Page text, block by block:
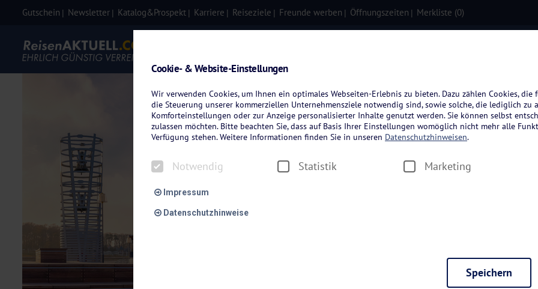
Gutschein Newsletter Katalog&Prospekt Karriere Reiseziele Freunde werben Öffnungszeiten Merkliste (0)
Cookie- & Website-Einstellungen
Wir verwenden Cookies, um Ihnen ein optimales Webseiten-Erlebnis zu bieten. Dazu zählen Cookies,
die Steuerung unserer kommerziellen Unternehmensziele notwendig sind, sowie solche, die lediglich zu
Komforteinstellungen oder zur Anzeige personalisierter Inhalte genutzt werden. Sie können selbst
zulassen möchten. Bitte beachten Sie, dass auf Basis Ihrer Einstellungen womöglich nicht mehr alle
Verfügung stehen. Weitere Informationen finden Sie in unseren Datenschutzhinweisen.
Notwendig Statistik Marketing
Impressum
Datenschutzhinweise
Diese Cookies sind für den Betrieb der Seite unbedingt notwendig und ermöglichen beispielsweise
Speichern